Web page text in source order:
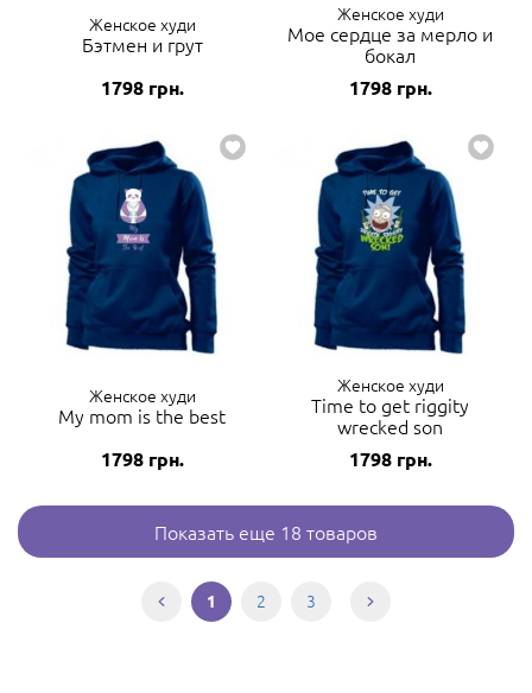
Женское худи
Бэтмен и грут
1798грн.
Женское худи
Мое сердце за мерло и
бокал
1798грн.
Женское худи
My mom is the best
1798грн.
Женское худи
Time to get riggity
wrecked son
1798грн.
Показать еще 18 товаров
1 2 3